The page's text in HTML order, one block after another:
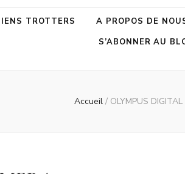
TROTTERS A PROPOS DE
S’ABONNER AU
Accueil / OLYMPUS